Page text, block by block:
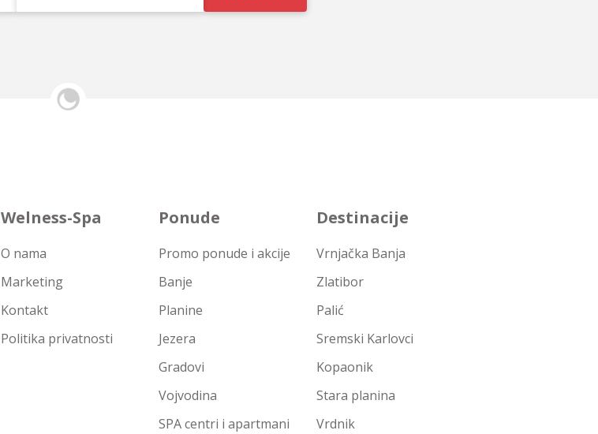
Welness-Spa
O nama
Marketing
Kontakt
Politika privatnosti
Ponude
Promo ponude i akcije
Banje
Planine
Jezera
Gradovi
Vojvodina
SPA centri i apartmani
Destinacije
Vrnjačka Banja
Zlatibor
Palić
Sremski Karlovci
Kopaonik
Stara planina
Vrdnik